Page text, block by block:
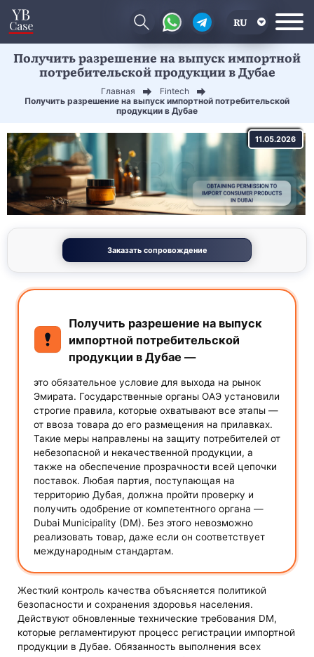
RU
EN
Получить разрешение на выпуск импортной
потребительской продукции в Дубае
Главная
Fintech
Получить разрешение на выпуск импортной потребительской
продукции в Дубае
11.05.2026
Заказать сопровождение
Получить разрешение на выпуск
импортной потребительской
продукции в Дубае —
это обязательное условие для выхода на рынок
Эмирата. Государственные органы ОАЭ установили
строгие правила, которые охватывают все этапы —
от ввоза товара до его размещения на прилавках.
Такие меры направлены на защиту потребителей от
небезопасной и некачественной продукции, а
также на обеспечение прозрачности всей цепочки
поставок. Любая партия, поступающая на
территорию Дубая, должна пройти проверку и
получить одобрение от компетентного органа —
Dubai Municipality (DM). Без этого невозможно
реализовать товар, даже если он соответствует
международным стандартам.
Жесткий контроль качества объясняется политикой
безопасности и сохранения здоровья населения.
Действуют обновленные технические требования DM,
которые регламентируют процесс регистрации импортной
продукции в Дубае. Обязанность выполнения всех